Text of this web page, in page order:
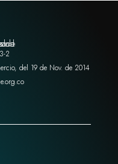
2
del 19 de Nov. de 2014